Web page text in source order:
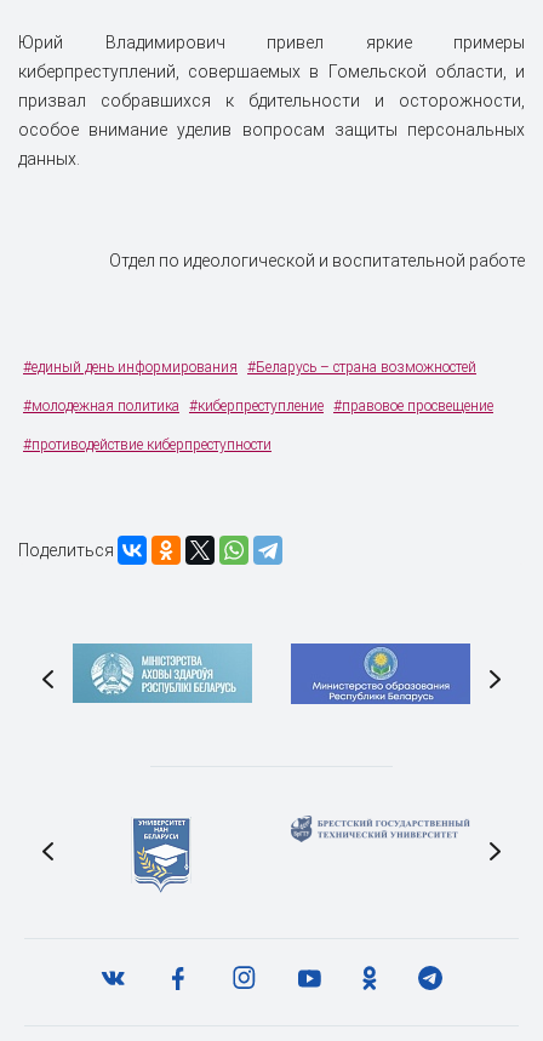
Юрий Владимирович привел яркие примеры
киберпреступлений, совершаемых в Гомельской области, и
призвал собравшихся к бдительности и осторожности,
особое внимание уделив вопросам защиты персональных
данных.
Отдел по идеологической и воспитательной работе
#единый день информирования #Беларусь – страна возможностей
#молодежная политика #киберпреступление #правовое просвещение
#противодействие киберпреступности
Поделиться